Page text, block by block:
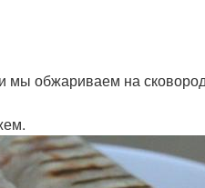
обжариваем на